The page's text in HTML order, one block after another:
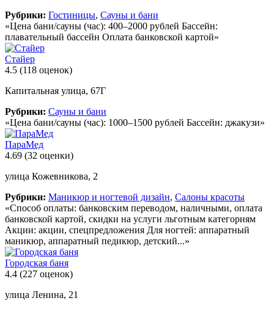
Рубрики: Гостиницы, Сауны и бани
«Цена бани/сауны (час): 400–2000 рублей Бассейн:
плавательный бассейн Оплата банковской картой»
Стайер
4.5 (118 оценок)
Капитальная улица, 67Г
Рубрики: Сауны и бани
«Цена бани/сауны (час): 1000–1500 рублей Бассейн: джакузи»
ПараМед
4.69 (32 оценки)
улица Кожевникова, 2
Рубрики: Маникюр и ногтевой дизайн, Салоны красоты
«Способ оплаты: банковским переводом, наличными, оплата
банковской картой, скидки на услуги льготным категориям
Акции: акции, спецпредложения Для ногтей: аппаратный
маникюр, аппаратный педикюр, детский...»
Городская баня
4.4 (227 оценок)
улица Ленина, 21